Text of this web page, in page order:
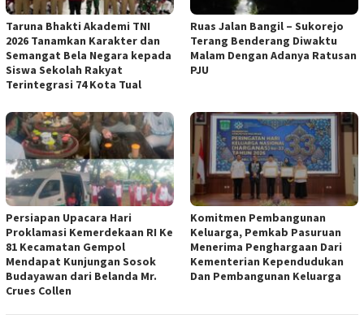
Taruna Bhakti Akademi TNI
2026 Tanamkan Karakter dan
Semangat Bela Negara kepada
Siswa Sekolah Rakyat
Terintegrasi 74 Kota Tual
Ruas Jalan Bangil – Sukorejo
Terang Benderang Diwaktu
Malam Dengan Adanya Ratusan
PJU
Persiapan Upacara Hari
Proklamasi Kemerdekaan RI Ke
81 Kecamatan Gempol
Mendapat Kunjungan Sosok
Budayawan dari Belanda Mr.
Crues Collen
Komitmen Pembangunan
Keluarga, Pemkab Pasuruan
Menerima Penghargaan Dari
Kementerian Kependudukan
Dan Pembangunan Keluarga